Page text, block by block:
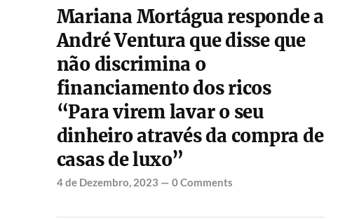
Mariana Mortágua responde a
André Ventura que disse que
não discrimina o
financiamento dos ricos
“Para virem lavar o seu
dinheiro através da compra de
casas de luxo”
4 de Dezembro, 2023 — 0 Comments